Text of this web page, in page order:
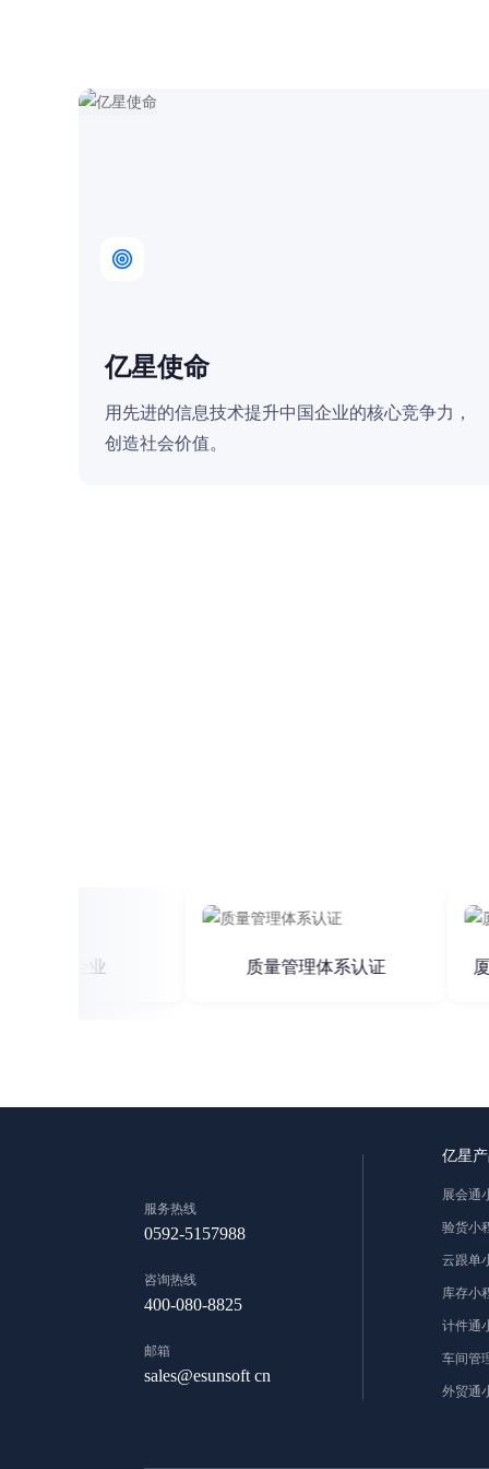
云供应链、供应
亿星使命
用先进的信息技术提升中国企业的核心竞争力，
创造社会价值。
质量管理体系认证 厦门
服务热线
0592-5157988
咨询热线
400-080-8825
邮箱
sales@esunsoft cn
亿星
展会通
验货小
云跟单
库存小
计件通
车间管
外贸通